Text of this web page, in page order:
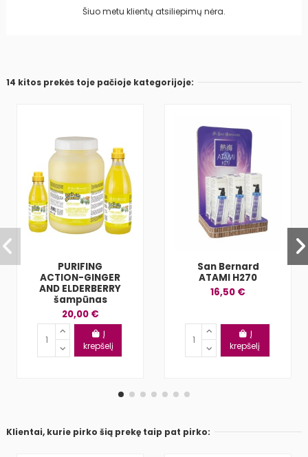
Šiuo metu klientų atsiliepimų nėra.
14 kitos prekės toje pačioje kategorijoje:
PURIFING
ACTION-GINGER
AND ELDERBERRY
šampūnas
20,00 €
Į
krepšelį
San Bernard
ATAMI H270
16,50 €
Į
krepšelį
Klientai, kurie pirko šią prekę taip pat pirko: